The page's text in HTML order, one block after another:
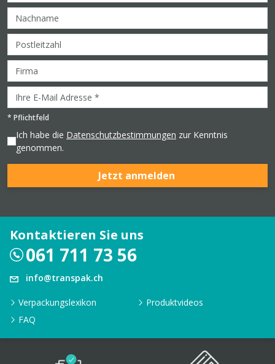
* Pflichtfeld
Ich habe die Datenschutzbestimmungen zur Kenntnis
genommen.
Jetzt anmelden
Kontaktieren Sie uns
061 711 73 56
info@transpak.ch
Verpackungslexikon
Produktvideos
FAQ